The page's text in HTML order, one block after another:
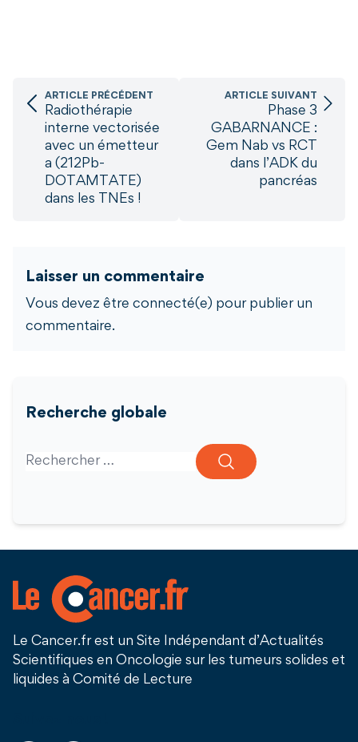
ARTICLE PRÉCÉDENT
Radiothérapie
interne vectorisée
avec un émetteur
a (212Pb-
DOTAMTATE)
dans les TNEs !
ARTICLE SUIVANT
Phase 3
GABARNANCE :
Gem Nab vs RCT
dans l’ADK du
pancréas
Laisser un commentaire
Vous devez être connecté(e) pour publier un
commentaire.
Recherche globale
Search for:
Le Cancer.fr est un Site Indépendant d’Actualités
Scientifiques en Oncologie sur les tumeurs solides et
liquides à Comité de Lecture